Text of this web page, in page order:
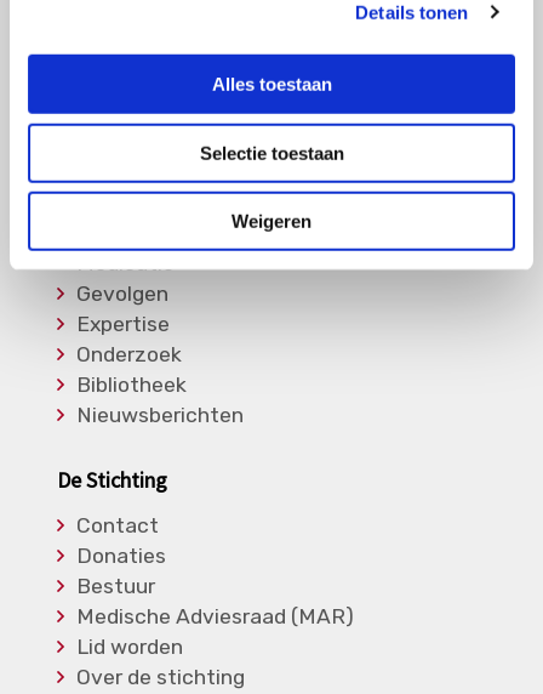
Details tonen
Alles toestaan
Selectie toestaan
Weigeren
RCA
Overige Vasculitiden
Informatie
Soorten Vasculitis
Medicatie
Gevolgen
Expertise
Onderzoek
Bibliotheek
Nieuwsberichten
De Stichting
Contact
Donaties
Bestuur
Medische Adviesraad (MAR)
Lid worden
Over de stichting